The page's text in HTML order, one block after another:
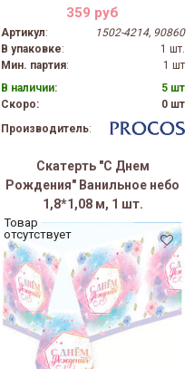
359 руб
Артикул:
1502-4214, 90860
В упаковке:
1 шт.
Мин. партия:
1 шт
В наличии:
5 шт
Скоро:
0 шт
Производитель:
Скатерть "С Днем
Рождения" Ванильное небо
1,8*1,08 м, 1 шт.
Товар
отсутствует